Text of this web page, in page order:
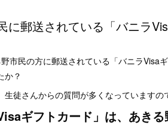
に郵送されている「バニラ
市民の方に郵送されている「バニラVisaギ
か？
徒さんからの質問が多くなっていますの
ギフトカード」は、あき